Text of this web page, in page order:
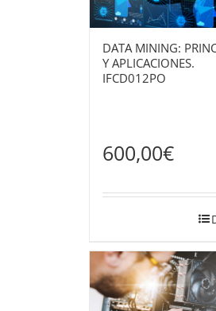
DATA MINING:
Y APLICACIONES.
IFCD012PO
600,00€